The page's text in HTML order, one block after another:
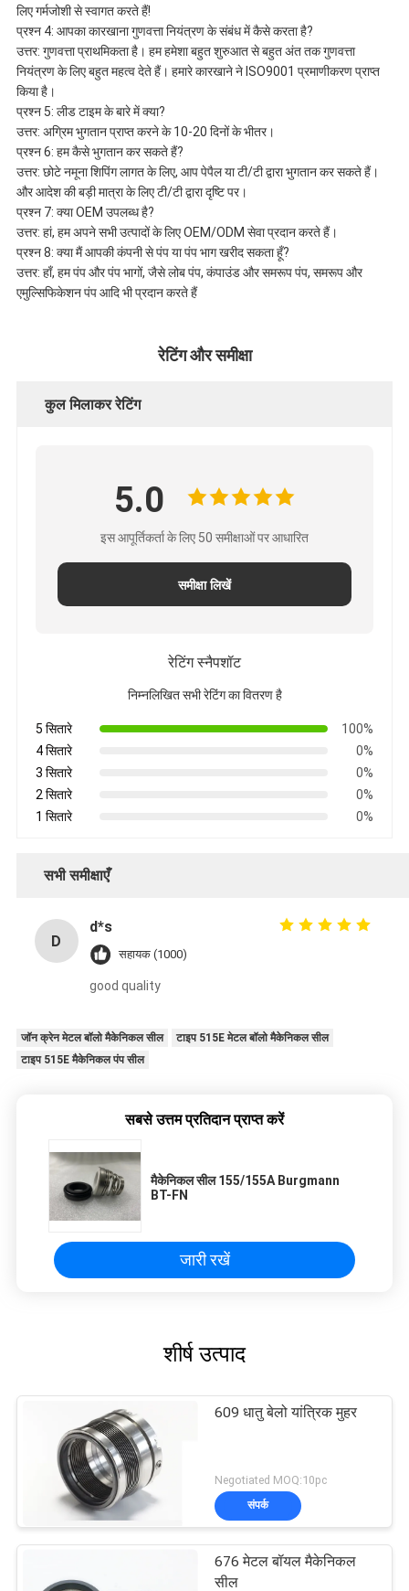
लिए गर्मजोशी से स्वागत करते हैं!
प्रश्न 4: आपका कारखाना गुणवत्ता नियंत्रण के संबंध में कैसे करता है?
उत्तर: गुणवत्ता प्राथमिकता है। हम हमेशा बहुत शुरुआत से बहुत अंत तक गुणवत्ता
नियंत्रण के लिए बहुत महत्व देते हैं। हमारे कारखाने ने ISO9001 प्रमाणीकरण प्राप्त
किया है।
प्रश्न 5: लीड टाइम के बारे में क्या?
उत्तर: अग्रिम भुगतान प्राप्त करने के 10-20 दिनों के भीतर।
प्रश्न 6: हम कैसे भुगतान कर सकते हैं?
उत्तर: छोटे नमूना शिपिंग लागत के लिए, आप पेपैल या टी/टी द्वारा भुगतान कर सकते हैं।
और आदेश की बड़ी मात्रा के लिए टी/टी द्वारा दृष्टि पर।
प्रश्न 7: क्या OEM उपलब्ध है?
उत्तर: हां, हम अपने सभी उत्पादों के लिए OEM/ODM सेवा प्रदान करते हैं।
प्रश्न 8: क्या मैं आपकी कंपनी से पंप या पंप भाग खरीद सकता हूँ?
उत्तर: हाँ, हम पंप और पंप भागों, जैसे लोब पंप, कंपाउंड और समरूप पंप, समरूप और
एमुल्सिफिकेशन पंप आदि भी प्रदान करते हैं
रेटिंग और समीक्षा
कुल मिलाकर रेटिंग
5.0
इस आपूर्तिकर्ता के लिए 50 समीक्षाओं पर आधारित
समीक्षा लिखें
रेटिंग स्नैपशॉट
निम्नलिखित सभी रेटिंग का वितरण है
5 सितारे
100%
4 सितारे
0%
3 सितारे
0%
2 सितारे
0%
1 सितारे
0%
सभी समीक्षाएँ
D
d*s
सहायक (1000)
good quality
जॉन क्रेन मेटल बॉलो मैकेनिकल सील
टाइप 515E मेटल बॉलो मैकेनिकल सील
टाइप 515E मैकेनिकल पंप सील
सबसे उत्तम प्रतिदान प्राप्त करें
मैकेनिकल सील 155/155A Burgmann
BT-FN
जारी रखें
शीर्ष उत्पाद
609 धातु बेलो यांत्रिक मुहर
Negotiated MOQ:10pc
संपर्क
676 मेटल बॉयल मैकेनिकल
सील